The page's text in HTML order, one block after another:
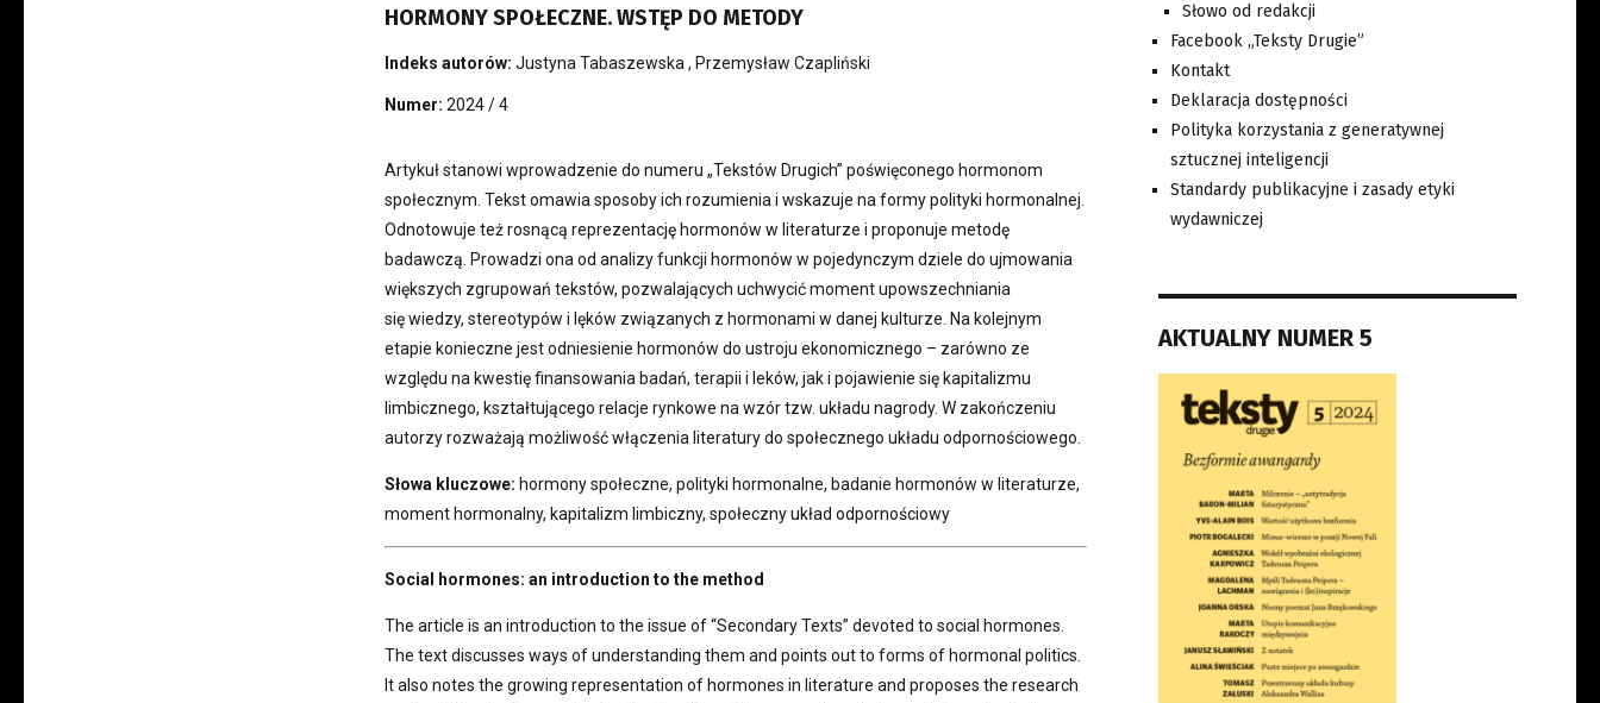
HORMONY SPOŁECZNE. WSTĘP DO METODY
Indeks autorów: Justyna Tabaszewska , Przemysław Czapliński
Numer: 2024 / 4
Artykuł stanowi wprowadzenie do numeru „Tekstów Drugich” poświęconego hormonom
społecznym. Tekst omawia sposoby ich rozumienia i wskazuje na formy polityki hormonalnej.
Odnotowuje też rosnącą reprezentację hormonów w literaturze i proponuje metodę
badawczą. Prowadzi ona od analizy funkcji hormonów w pojedynczym dziele do ujmowania
większych zgrupowań tekstów, pozwalających uchwycić moment upowszechniania
się wiedzy, stereotypów i lęków związanych z hormonami w danej kulturze. Na kolejnym
etapie konieczne jest odniesienie hormonów do ustroju ekonomicznego – zarówno ze
względu na kwestię finansowania badań, terapii i leków, jak i pojawienie się kapitalizmu
limbicznego, kształtującego relacje rynkowe na wzór tzw. układu nagrody. W zakończeniu
autorzy rozważają możliwość włączenia literatury do społecznego układu odpornościowego.
Słowa kluczowe: hormony społeczne, polityki hormonalne, badanie hormonów w literaturze,
moment hormonalny, kapitalizm limbiczny, społeczny układ odpornościowy
Social hormones: an introduction to the method
The article is an introduction to the issue of “Secondary Texts” devoted to social hormones.
The text discusses ways of understanding them and points out to forms of hormonal politics.
It also notes the growing representation of hormones in literature and proposes the research
Słowo od redakcji
Facebook „Teksty Drugie”
Kontakt
Deklaracja dostępności
Polityka korzystania z generatywnej
sztucznej inteligencji
Standardy publikacyjne i zasady etyki
wydawniczej
AKTUALNY NUMER 5